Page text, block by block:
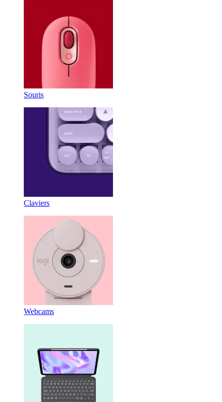
Souris
Claviers
Webcams